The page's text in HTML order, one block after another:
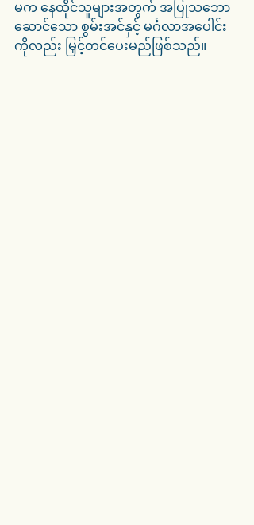
မက နေထိုင်သူများအတွက် အပြုသဘော
ဆောင်သော စွမ်းအင်နှင့် မင်္ဂလာအပေါင်း
ကိုလည်း မြှင့်တင်ပေးမည်ဖြစ်သည်။